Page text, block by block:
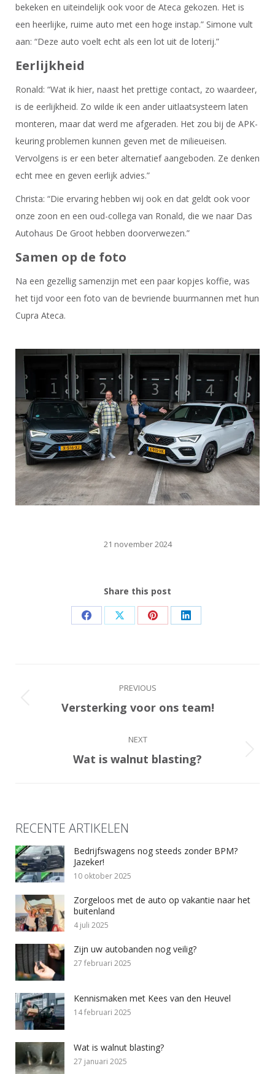
bekeken en uiteindelijk ook voor de Ateca gekozen. Het is
een heerlijke, ruime auto met een hoge instap.” Simone vult
aan: “Deze auto voelt echt als een lot uit de loterij.”
Eerlijkheid
Ronald: “Wat ik hier, naast het prettige contact, zo waardeer,
is de eerlijkheid. Zo wilde ik een ander uitlaatsysteem laten
monteren, maar dat werd me afgeraden. Het zou bij de APK-
keuring problemen kunnen geven met de milieueisen.
Vervolgens is er een beter alternatief aangeboden. Ze denken
echt mee en geven eerlijk advies.”
Christa: “Die ervaring hebben wij ook en dat geldt ook voor
onze zoon en een oud-collega van Ronald, die we naar Das
Autohaus De Groot hebben doorverwezen.”
Samen op de foto
Na een gezellig samenzijn met een paar kopjes koffie, was
het tijd voor een foto van de bevriende buurmannen met hun
Cupra Ateca.
21 november 2024
Share this post
Share Share Share Share
PREVIOUS
Previous
Versterking voor ons team!
NEXT
Next
Wat is walnut blasting?
RECENTE ARTIKELEN
Bedrijfswagens nog steeds zonder BPM?
Jazeker!
10 oktober 2025
Zorgeloos met de auto op vakantie naar het
buitenland
4 juli 2025
Zijn uw autobanden nog veilig?
27 februari 2025
Kennismaken met Kees van den Heuvel
14 februari 2025
Wat is walnut blasting?
27 januari 2025